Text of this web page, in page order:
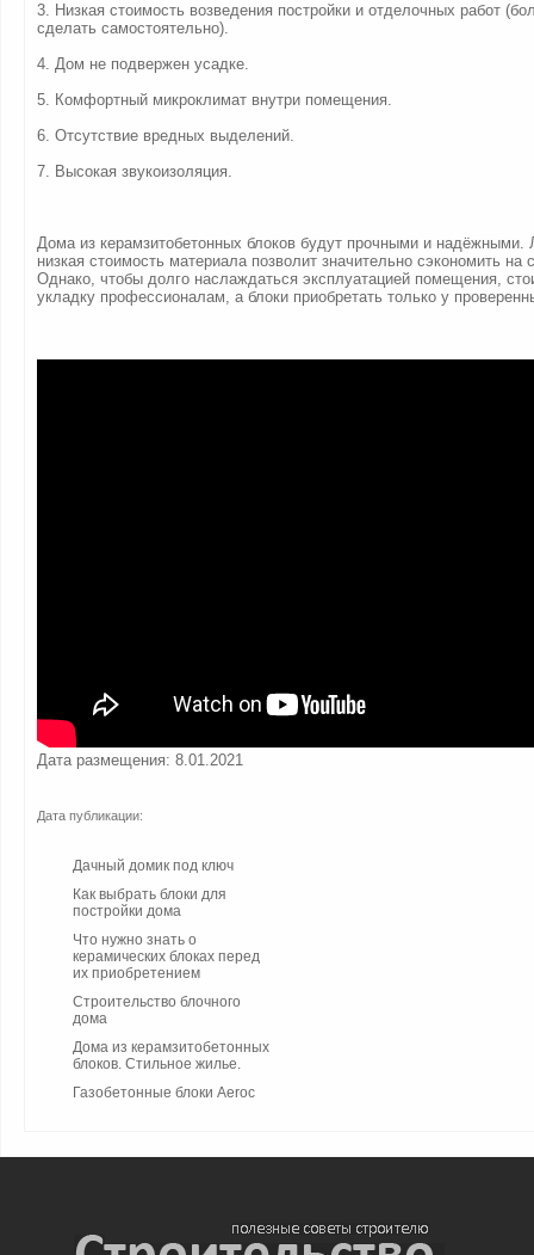
3. Низкая стоимость возведения постройки и отделочных работ
сделать самостоятельно).
4. Дом не подвержен усадке.
5. Комфортный микроклимат внутри помещения.
6. Отсутствие вредных выделений.
7. Высокая звукоизоляция.
Дома из керамзитобетонных блоков будут прочными и надёжными.
низкая стоимость материала позволит значительно сэкономить на
Однако, чтобы долго наслаждаться эксплуатацией помещения,
укладку профессионалам, а блоки приобретать только у
Дата размещения: 8.01.2021
Дата публикации:
Дачный домик под ключ
Как выбрать блоки для
постройки дома
Что нужно знать о
керамических блоках перед
их приобретением
Строительство блочного
дома
Дома из керамзитобетонных
блоков. Стильное жилье.
Газобетонные блоки Aeroc